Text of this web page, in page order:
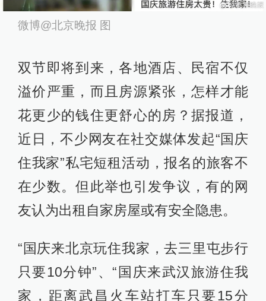
微博@北京晚报 图
双节即将到来，各地酒店、民宿不仅
溢价严重，而且房源紧张，怎样才能
花更少的钱住更舒心的房？据报道，
近日，不少网友在社交媒体发起“国庆
住我家”私宅短租活动，报名的旅客不
在少数。但此举也引发争议，有的网
友认为出租自家房屋或有安全隐患。
“国庆来北京玩住我家，去三里屯步行
只要10分钟”、“国庆来武汉旅游住我
家，距离武昌火车站打车只要15分